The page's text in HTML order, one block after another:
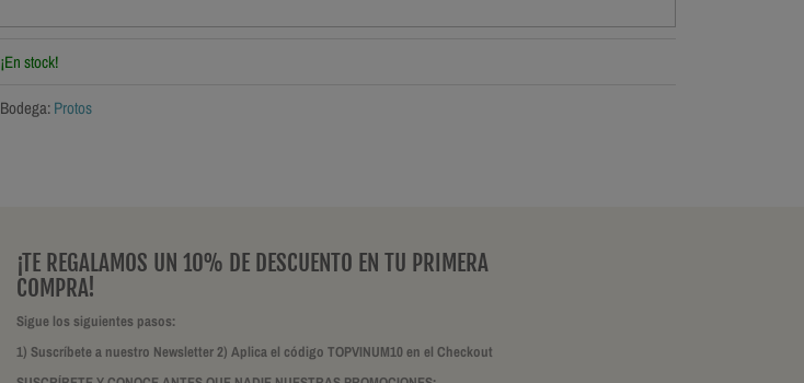
¡En stock!
Bodega:Protos
¡TE REGALAMOS UN 10% DE DESCUENTO EN TU PRIMERA
COMPRA!
Sigue los siguientes pasos:
1) Suscríbete a nuestro Newsletter 2) Aplica el código TOPVINUM10 en el Checkout